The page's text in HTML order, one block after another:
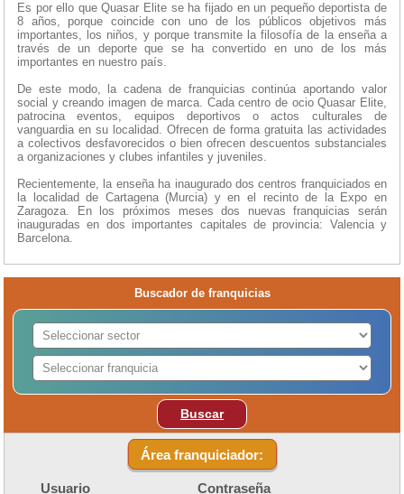
Es por ello que Quasar Elite se ha fijado en un pequeño deportista de
8 años, porque coincide con uno de los públicos objetivos más
importantes, los niños, y porque transmite la filosofía de la enseña a
través de un deporte que se ha convertido en uno de los más
importantes en nuestro país.
De este modo, la cadena de franquicias continúa aportando valor
social y creando imagen de marca. Cada centro de ocio Quasar Elite,
patrocina eventos, equipos deportivos o actos culturales de
vanguardia en su localidad. Ofrecen de forma gratuita las actividades
a colectivos desfavorecidos o bien ofrecen descuentos substanciales
a organizaciones y clubes infantiles y juveniles.
Recientemente, la enseña ha inaugurado dos centros franquiciados en
la localidad de Cartagena (Murcia) y en el recinto de la Expo en
Zaragoza. En los próximos meses dos nuevas franquicias serán
inauguradas en dos importantes capitales de provincia: Valencia y
Barcelona.
Buscador de franquicias
Buscar
Área franquiciador:
Usuario Contraseña